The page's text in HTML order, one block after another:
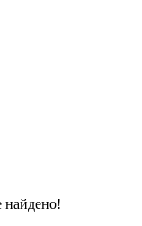
найдено!